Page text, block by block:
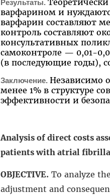
Результаты.
варфарином и
варфарин составляют
контроль составляют
консультативных
самоконтроле — 0,01-
(в последующие годы),
Заключение. Независимо
менее 1% в структуре
эффективности и
Analysis of direct costs
patients with atrial
OBJECTIVE. To analyze
adjustment and